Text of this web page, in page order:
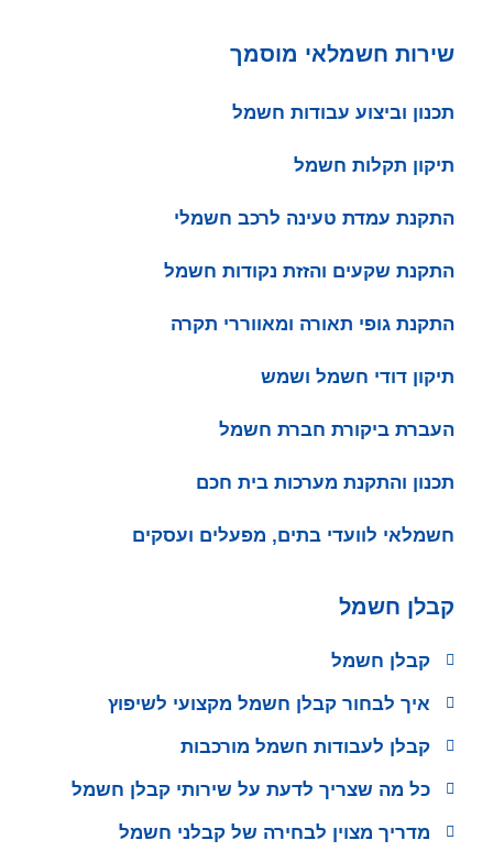
שירות חשמלאי מוסמך
תכנון וביצוע עבודות חשמל
תיקון תקלות חשמל
התקנת עמדת טעינה לרכב חשמלי
התקנת שקעים והזזת נקודות חשמל
התקנת גופי תאורה ומאווררי תקרה
תיקון דודי חשמל ושמש
העברת ביקורת חברת חשמל
תכנון והתקנת מערכות בית חכם
חשמלאי לוועדי בתים, מפעלים ועסקים
קבלן חשמל
קבלן חשמל
איך לבחור קבלן חשמל מקצועי לשיפוץ
קבלן לעבודות חשמל מורכבות
כל מה שצריך לדעת על שירותי קבלן חשמל
מדריך מצוין לבחירה של קבלני חשמל